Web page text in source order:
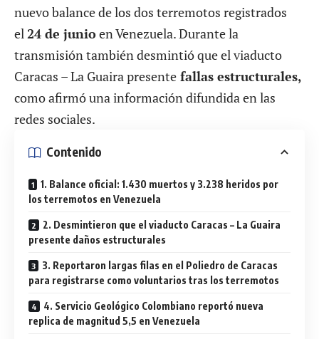
nuevo balance de los dos terremotos registrados
el 24 de junioen Venezuela. Durante la
transmisión también desmintió que el viaducto
Caracas – La Guaira presente fallas estructurales,
como afirmó una información difundida en las
redes sociales.
Contenido
1. Balance oficial: 1.430 muertos y 3.238 heridos por
los terremotos en Venezuela
2. Desmintieron que el viaducto Caracas – La Guaira
presente daños estructurales
3. Reportaron largas filas en el Poliedro de Caracas
para registrarse como voluntarios tras los terremotos
4. Servicio Geológico Colombiano reportó nueva
replica de magnitud 5,5 en Venezuela